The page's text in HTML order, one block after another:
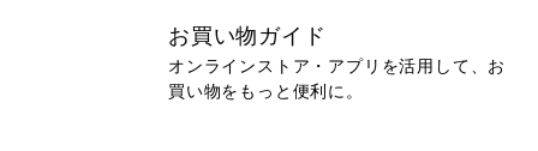
お買い物ガイド
オンラインストア・アプリを活用して、お
買い物をもっと便利に。